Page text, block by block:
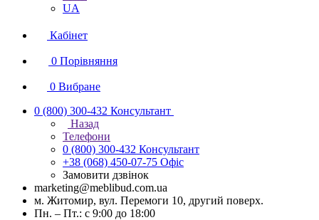
UA
Кабінет
0 Порівняння
0 Вибране
0 (800) 300-432 Консультант
Назад
Телефони
0 (800) 300-432 Консультант
+38 (068) 450-07-75 Офіс
Замовити дзвінок
marketing@meblibud.com.ua
м. Житомир, вул. Перемоги 10, другий поверх.
Пн. – Пт.: с 9:00 до 18:00